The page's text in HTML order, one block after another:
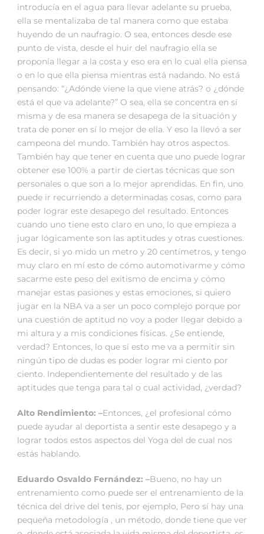
introducía en el agua para llevar adelante su prueba,
ella se mentalizaba de tal manera como que estaba
huyendo de un naufragio. O sea, entonces desde ese
punto de vista, desde el huir del naufragio ella se
proponía llegar a la costa y eso era en lo cual ella piensa
o en lo que ella piensa mientras está nadando. No está
pensando: “¿Adónde viene la que viene atrás? o ¿dónde
está el que va adelante?” O sea, ella se concentra en sí
misma y de esa manera se desapega de la situación y
trata de poner en sí lo mejor de ella. Y eso la llevó a ser
campeona del mundo. También hay otros aspectos.
También hay que tener en cuenta que uno puede lograr
obtener ese 100% a partir de ciertas técnicas que son
personales o que son a lo mejor aprendidas. En fin, uno
puede ir recurriendo a determinadas cosas, como para
poder lograr este desapego del resultado. Entonces
cuando uno tiene esto claro en uno, lo que empieza a
jugar lógicamente son las aptitudes y otras cuestiones.
Es decir, si yo mido un metro y 20 centímetros, y tengo
muy claro en mí esto de cómo automotivarme y cómo
sacarme este peso del exitismo de encima y cómo
manejar estas pasiones y estas emociones, si quiero
jugar en la NBA va a ser un poco complejo porque por
una cuestión de aptitud no voy a poder llegar debido a
mi altura y a mis condiciones físicas. ¿Se entiende,
verdad? Entonces, lo que sí esto me va a permitir sin
ningún tipo de dudas es poder lograr mi ciento por
ciento. Independientemente del resultado y de las
aptitudes que tenga para tal o cual actividad, ¿verdad?
Alto Rendimiento: –Entonces, ¿el profesional cómo
puede ayudar al deportista a sentir este desapego y a
lograr todos estos aspectos del Yoga del de cual nos
estás hablando.
Eduardo Osvaldo Fernández: –Bueno, no hay un
entrenamiento como puede ser el entrenamiento de la
técnica del drive del tenis, por ejemplo, Pero sí hay una
pequeña metodología , un método, donde tiene que ver